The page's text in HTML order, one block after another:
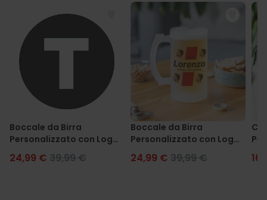
Boccale da Birra
Personalizzato con Logo
e Faccia
24,99 € 39,99 €
Boccale da Birra
Personalizzato con Logo
e 4 Volti
24,99 € 39,99 €